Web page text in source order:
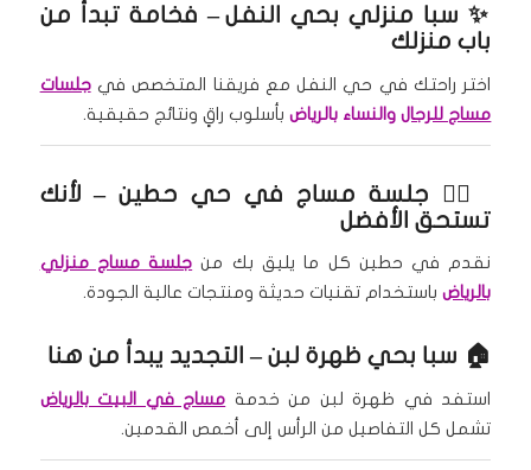
✨ سبا منزلي بحي النفل– فخامة تبدأ من
باب منزلك
اختر راحتك في حي النفل مع فريقنا المتخصص فيجلسات
مساج للرجالوالنساء بالرياضبأسلوب راقٍ ونتائج حقيقية.
🧖‍♀️ جلسة مساج في حي حطين– لأنك
تستحق الأفضل
نقدم في حطين كل ما يليق بك من جلسة مساج منزلي
بالرياضباستخدام تقنيات حديثة ومنتجات عالية الجودة.
🏠 سبا بحي ظهرة لبن– التجديد يبدأ من هنا
استفد في ظهرة لبن من خدمة مساج في البيت بالرياض
تشمل كل التفاصيل من الرأس إلى أخمص القدمين.